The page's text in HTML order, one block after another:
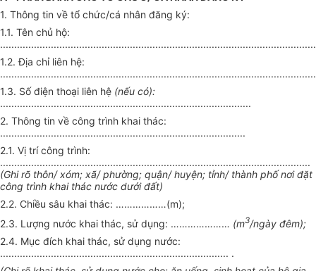
1. Thông tin về tổ chức/cá nhân đăng ký:
1.1. Tên chủ hộ:
1.2. Địa chỉ liên hệ:
................................................................................................................
1.3. Số điện thoại liên hệ (nếu có):
.........................................................................................
2. Thông tin về công trình khai thác:
.......................................................................................
2.1. Vị trí công trình:
..............................................................................................................
(Ghi rõ thôn/ xóm; xã/ phường; quận/ huyện; tỉnh/ thành phố nơi đặt
công trình khai thác nước dưới đất)
2.2. Chiều sâu khai thác: ………………(m);
2.3. Lượng nước khai thác, sử dụng: ………………… (m3/ngày đêm);
2.4. Mục đích khai thác, sử dụng nước:
................................................................................. .